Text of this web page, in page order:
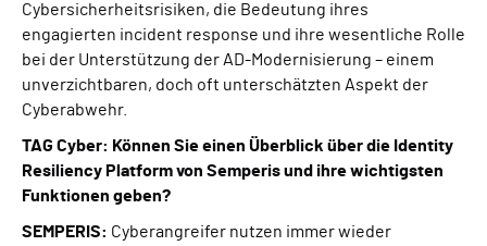
Cybersicherheitsrisiken, die Bedeutung ihres
engagierten incident response und ihre wesentliche Rolle
bei der Unterstützung der AD-Modernisierung – einem
unverzichtbaren, doch oft unterschätzten Aspekt der
Cyberabwehr.
TAG Cyber: Können Sie einen Überblick über die Identity
Resiliency Platform von Semperis und ihre wichtigsten
Funktionen geben?
SEMPERIS: Cyberangreifer nutzen immer wieder